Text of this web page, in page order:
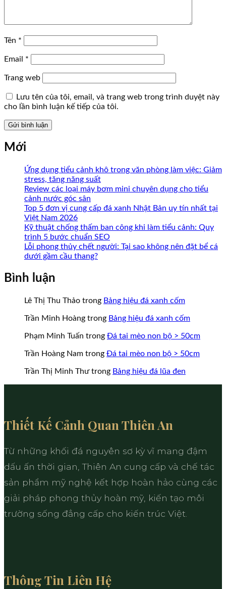
Tên *
Email *
Trang web
Lưu tên của tôi, email, và trang web trong trình duyệt này
cho lần bình luận kế tiếp của tôi.
Mới
Ứng dụng tiểu cảnh khô trong văn phòng làm việc: Giảm
stress, tăng năng suất
Review các loại máy bơm mini chuyên dụng cho tiểu
cảnh nước góc sân
Top 5 đơn vị cung cấp đá xanh Nhật Bản uy tín nhất tại
Việt Nam 2026
Kỹ thuật chống thấm ban công khi làm tiểu cảnh: Quy
trình 5 bước chuẩn SEO
Lỗi phong thủy chết người: Tại sao không nên đặt bể cá
dưới gầm cầu thang?
Bình luận
Lê Thị Thu Thảo trong Bảng hiệu đá xanh cốm
Trần Minh Hoàng trong Bảng hiệu đá xanh cốm
Phạm Minh Tuấn trong Đá tai mèo non bộ > 50cm
Trần Hoàng Nam trong Đá tai mèo non bộ > 50cm
Trần Thị Minh Thưtrong Bảng hiệu đá lũa đen
Thiết Kế Cảnh Quan Thiên An
Từ những khối đá nguyên sơ kỳ vĩ mang đậm
dấu ấn thời gian, Thiên An cung cấp và chế tác
sản phẩm mỹ nghệ kết hợp hoàn hảo cùng các
giải pháp phong thủy hoàn mỹ, kiến tạo môi
trường sống đẳng cấp cho kiến trúc Việt.
Thông Tin Liên Hệ